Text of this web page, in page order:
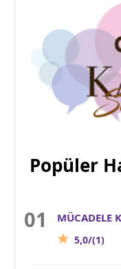
Popüler
MÜCADELE
5,0/(1)